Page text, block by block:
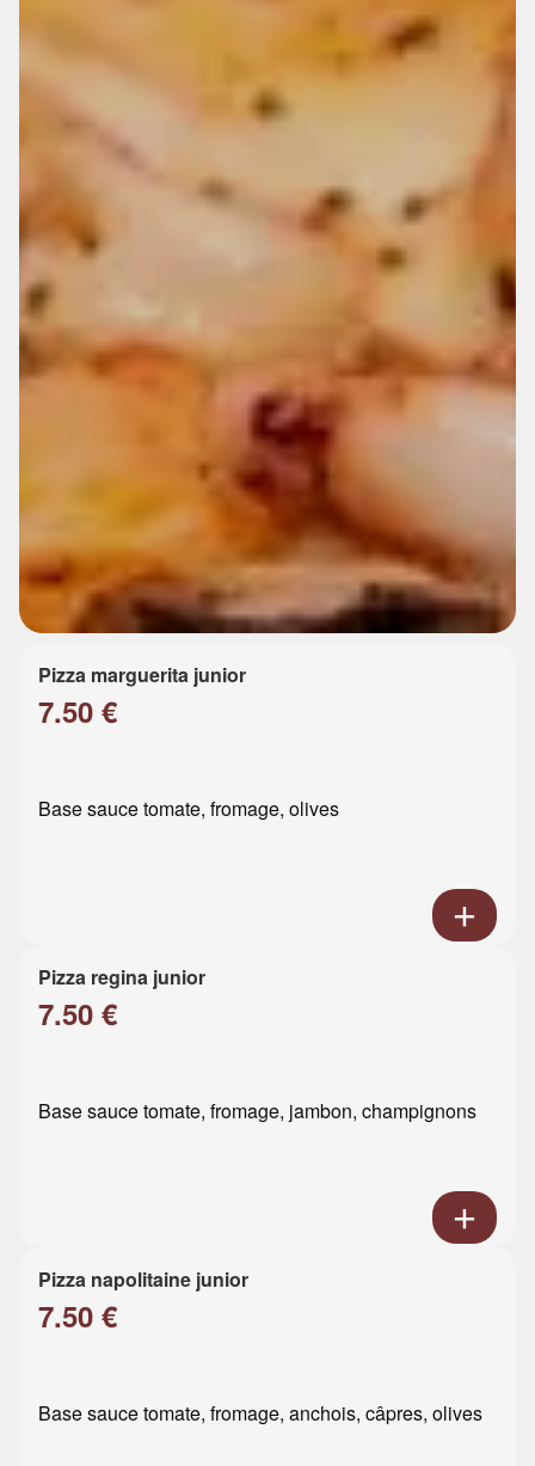
Pizza marguerita junior
7.50 €
Base sauce tomate, fromage, olives
Pizza regina junior
7.50 €
Base sauce tomate, fromage, jambon, champignons
Pizza napolitaine junior
7.50 €
Base sauce tomate, fromage, anchois, câpres, olives